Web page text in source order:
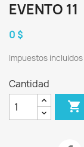
EVENTO 11
0 $
Impuestos incluidos
Cantidad
